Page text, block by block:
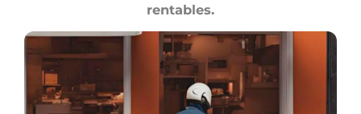
rentables.